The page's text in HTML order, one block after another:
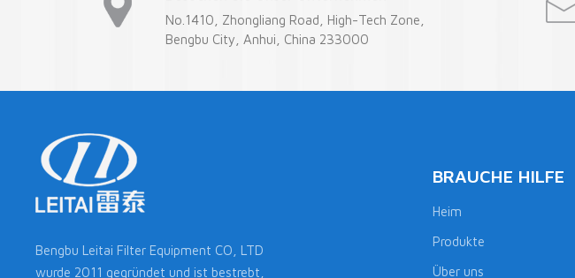
No.1410, Zhongliang Road, High-Tech Zone,
Bengbu City, Anhui, China 233000
Bengbu Leitai Filter Equipment CO, LTD
wurde 2011 gegründet und ist bestrebt,
BRAUCHE HILFE
Heim
Produkte
Über uns